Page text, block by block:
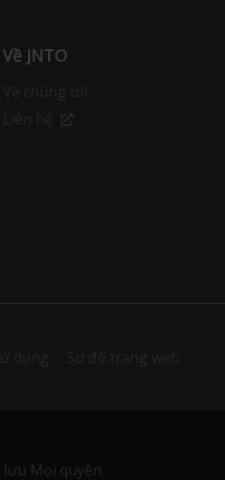
Về JNTO
Mọi quyền.